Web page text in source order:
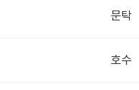
문탁
호수